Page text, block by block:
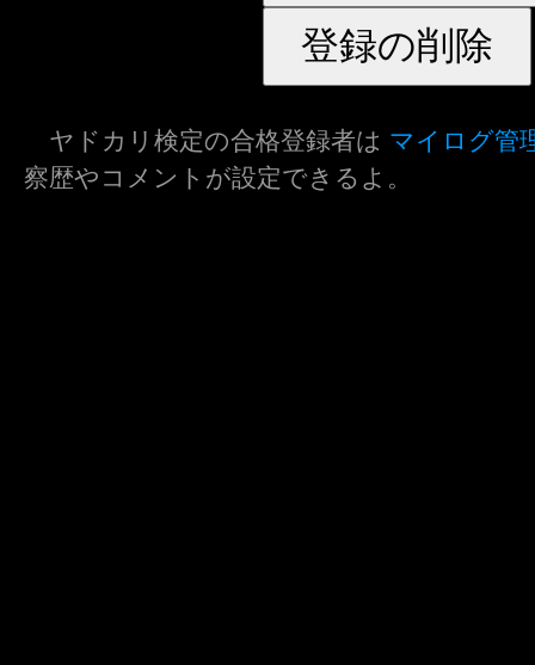
ヤドカリ検定の合格登録者は マイログ管
察歴やコメントが設定できるよ。